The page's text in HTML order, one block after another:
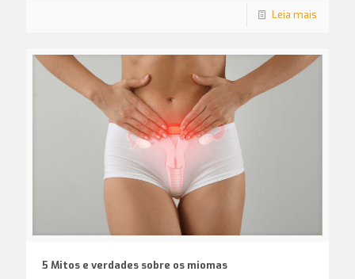
Leia mais
5 Mitos e verdades sobre os miomas